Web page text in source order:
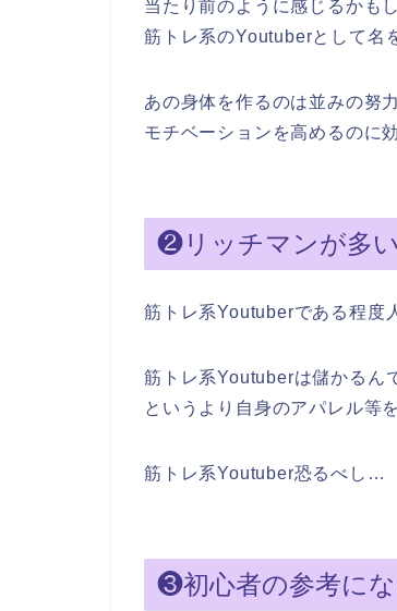
当たり前のように感じるかも
筋トレ系のYoutuberとして名
あの身体を作るのは並みの努
モチベーションを高めるのに
❷リッチマンが多い
筋トレ系Youtuberである程度
筋トレ系Youtuberは儲かるん
というより自身のアパレル等
筋トレ系Youtuber恐るべし…
❸初心者の参考に